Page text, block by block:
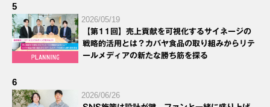
5
2026/05/19
【第11回】売上貢献を可視化するサイネージの
戦略的活用とは？カバヤ食品の取り組みからリテ
ールメディアの新たな勝ち筋を探る
6
2026/06/26